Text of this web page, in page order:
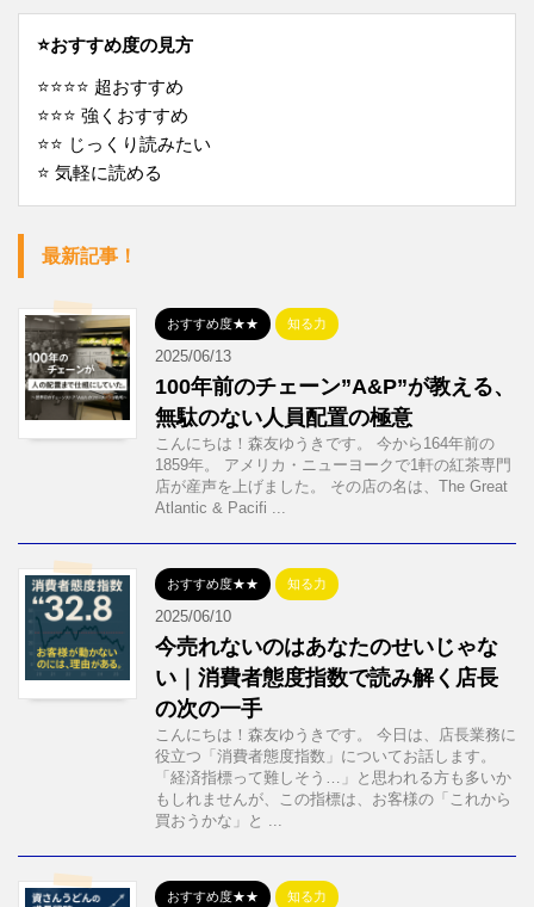
⭐️おすすめ度の見方
⭐️⭐️⭐️⭐️ 超おすすめ
⭐️⭐️⭐️ 強くおすすめ
⭐️⭐️ じっくり読みたい
⭐️ 気軽に読める
最新記事！
おすすめ度★★ 知る力
2025/06/13
100年前のチェーン”A&P”が教える、
無駄のない人員配置の極意
こんにちは！森友ゆうきです。 今から164年前の
1859年。 アメリカ・ニューヨークで1軒の紅茶専門
店が産声を上げました。 その店の名は、The Great
Atlantic & Pacifi ...
おすすめ度★★ 知る力
2025/06/10
今売れないのはあなたのせいじゃな
い｜消費者態度指数で読み解く店長
の次の一手
こんにちは！森友ゆうきです。 今日は、店長業務に
役立つ「消費者態度指数」についてお話します。
「経済指標って難しそう…」と思われる方も多いか
もしれませんが、この指標は、お客様の「これから
買おうかな」と ...
おすすめ度★★ 知る力